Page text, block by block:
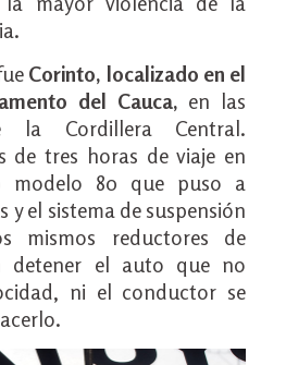
Corinto, localizado en el
del Cauca, en las
la Cordillera Central.
de tres horas de viaje en
modelo 80 que puso a
y el sistema de suspensión
mismos reductores de
detener el auto que no
ni el conductor se